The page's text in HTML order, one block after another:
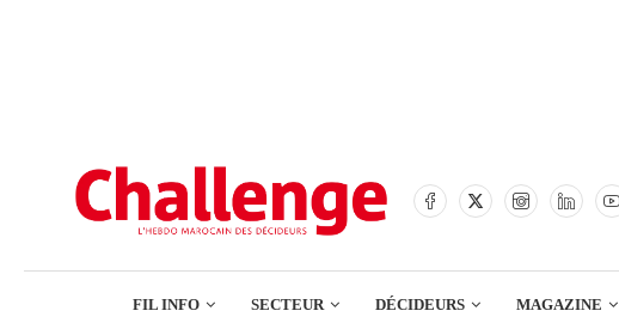
COMMERCE
FIL INFO SECTEUR DÉCIDEURS MAGAZINE